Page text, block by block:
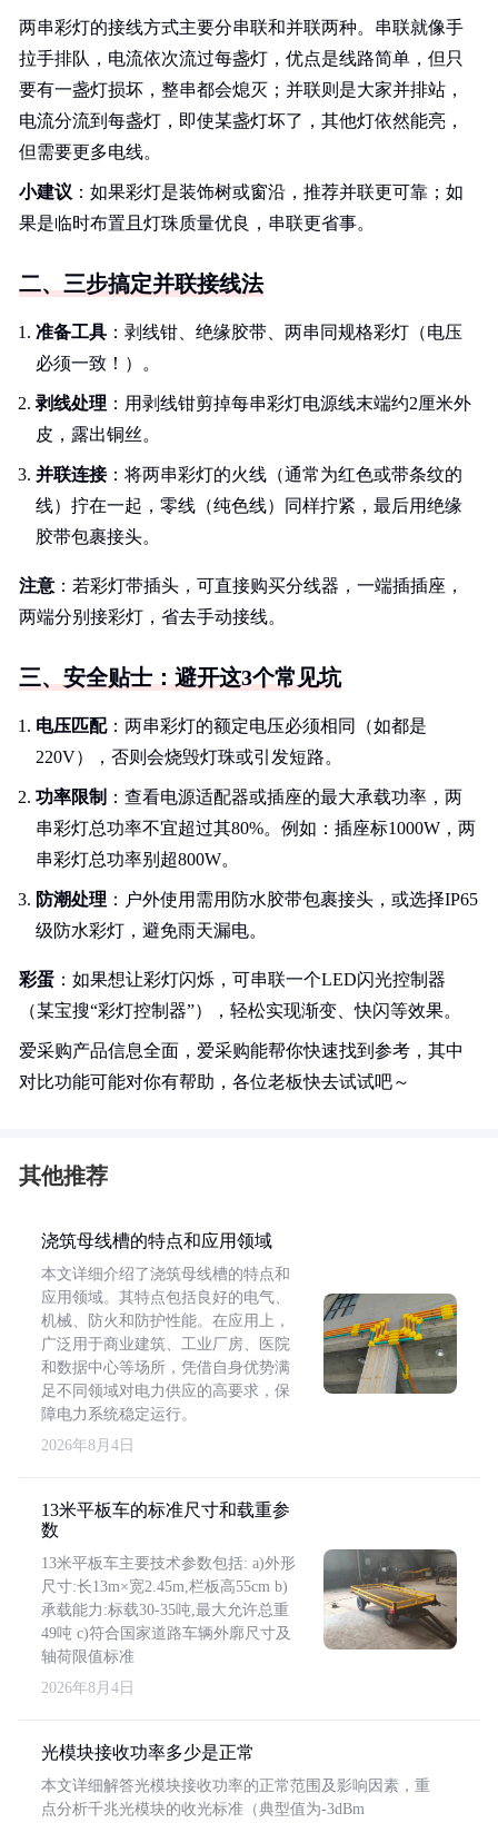
两串彩灯的接线方式主要分串联和并联两种。串联就像手
拉手排队，电流依次流过每盏灯，优点是线路简单，但只
要有一盏灯损坏，整串都会熄灭；并联则是大家并排站，
电流分流到每盏灯，即使某盏灯坏了，其他灯依然能亮，
但需要更多电线。
小建议 ：如果彩灯是装饰树或窗沿，推荐并联更可靠；如
果是临时布置且灯珠质量优良，串联更省事。
二、三步搞定并联接线法
准备工具 ：剥线钳、绝缘胶带、两串同规格彩灯（电压
必须一致！）。
剥线处理 ：用剥线钳剪掉每串彩灯电源线末端约2厘米外
皮，露出铜丝。
并联连接：将两串彩灯的火线（通常为红色或带条纹的
线）拧在一起，零线（纯色线）同样拧紧，最后用绝缘
胶带包裹接头。
注意 ：若彩灯带插头，可直接购买分线器，一端插插座，
两端分别接彩灯，省去手动接线。
三、安全贴士：避开这3个常见坑
电压匹配：两串彩灯的额定电压必须相同（如都是
220V），否则会烧毁灯珠或引发短路。
功率限制 ：查看电源适配器或插座的最大承载功率，两
串彩灯总功率不宜超过其80%。例如：插座标1000W，两
串彩灯总功率别超800W。
防潮处理 ：户外使用需用防水胶带包裹接头，或选择IP65
级防水彩灯，避免雨天漏电。
彩蛋 ：如果想让彩灯闪烁，可串联一个LED闪光控制器
（某宝搜“彩灯控制器”），轻松实现渐变、快闪等效果。
爱采购产品信息全面，爱采购能帮你快速找到参考，其中
对比功能可能对你有帮助，各位老板快去试试吧～
其他推荐
浇筑母线槽的特点和应用领域
本文详细介绍了浇筑母线槽的特点和
应用领域。其特点包括良好的电气、
机械、防火和防护性能。在应用上，
广泛用于商业建筑、工业厂房、医院
和数据中心等场所，凭借自身优势满
足不同领域对电力供应的高要求，保
障电力系统稳定运行。
2026年8月4日
13米平板车的标准尺寸和载重参
数
13米平板车主要技术参数包括: a)外形
尺寸:长13m×宽2.45m,栏板高55cm b)
承载能力:标载30-35吨,最大允许总重
49吨 c)符合国家道路车辆外廓尺寸及
轴荷限值标准
2026年8月4日
光模块接收功率多少是正常
本文详细解答光模块接收功率的正常范围及影响因素，重
点分析千兆光模块的收光标准（典型值为-3dBm